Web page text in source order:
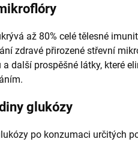
až 80% celé tělesné
zdravé přirozené střevní
další prospěšné látky, které
glukózy
po konzumaci určitých